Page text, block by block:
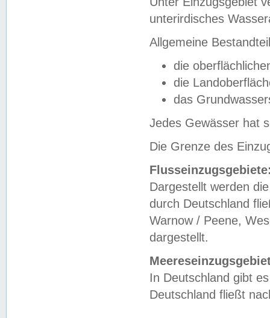
unterirdisches
Allgemeine
die
die
das
Jedes Gewässer hat
Die Grenze des
Dargestellt werden
durch Deutschland
Warnow / Peene,
dargestellt.
In Deutschland gibt
Deutschland fließt